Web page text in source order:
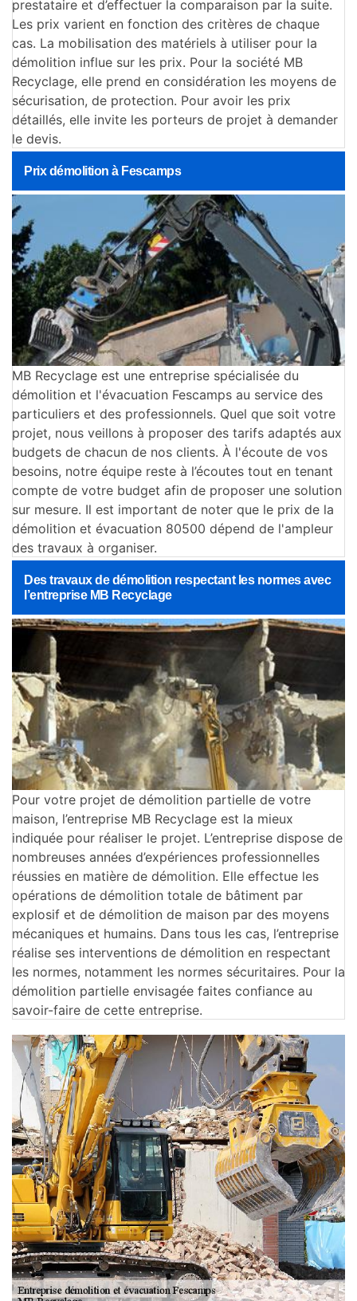
prestataire et d’effectuer la comparaison par la suite.
Les prix varient en fonction des critères de chaque
cas. La mobilisation des matériels à utiliser pour la
démolition influe sur les prix. Pour la société MB
Recyclage, elle prend en considération les moyens de
sécurisation, de protection. Pour avoir les prix
détaillés, elle invite les porteurs de projet à demander
le devis.
Prix démolition à Fescamps
MB Recyclage est une entreprise spécialisée du
démolition et l'évacuation Fescamps au service des
particuliers et des professionnels. Quel que soit votre
projet, nous veillons à proposer des tarifs adaptés aux
budgets de chacun de nos clients. À l'écoute de vos
besoins, notre équipe reste à l’écoutes tout en tenant
compte de votre budget afin de proposer une solution
sur mesure. Il est important de noter que le prix de la
démolition et évacuation 80500 dépend de l'ampleur
des travaux à organiser.
Des travaux de démolition respectant les normes avec
l’entreprise MB Recyclage
Pour votre projet de démolition partielle de votre
maison, l’entreprise MB Recyclage est la mieux
indiquée pour réaliser le projet. L’entreprise dispose de
nombreuses années d’expériences professionnelles
réussies en matière de démolition. Elle effectue les
opérations de démolition totale de bâtiment par
explosif et de démolition de maison par des moyens
mécaniques et humains. Dans tous les cas, l’entreprise
réalise ses interventions de démolition en respectant
les normes, notamment les normes sécuritaires. Pour la
démolition partielle envisagée faites confiance au
savoir-faire de cette entreprise.